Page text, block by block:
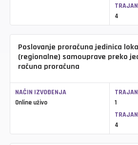
4
Poslovanje proračuna jedinica
(regionalne) samouprave preko
računa proračuna
NAČIN IZVOĐENJA
Online uživo 1
4